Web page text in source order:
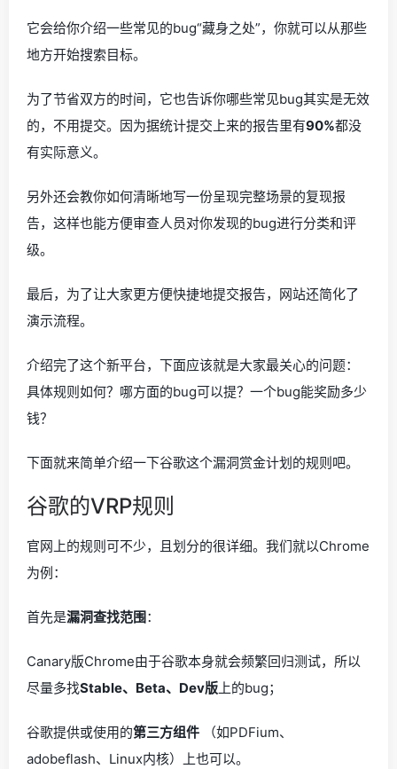
它会给你介绍一些常见的bug“藏身之处”，你就可以从那些
地方开始搜索目标。
为了节省双方的时间，它也告诉你哪些常见bug其实是无效
的，不用提交。因为据统计提交上来的报告里有90%都没
有实际意义。
另外还会教你如何清晰地写一份呈现完整场景的复现报
告，这样也能方便审查人员对你发现的bug进行分类和评
级。
最后，为了让大家更方便快捷地提交报告，网站还简化了
演示流程。
介绍完了这个新平台，下面应该就是大家最关心的问题：
具体规则如何？哪方面的bug可以提？一个bug能奖励多少
钱？
下面就来简单介绍一下谷歌这个漏洞赏金计划的规则吧。
谷歌的VRP规则
官网上的规则可不少，且划分的很详细。我们就以Chrome
为例：
首先是漏洞查找范围：
Canary版Chrome由于谷歌本身就会频繁回归测试，所以
尽量多找Stable、Beta、Dev版上的bug；
谷歌提供或使用的第三方组件 （如PDFium、
adobeflash、Linux内核）上也可以。